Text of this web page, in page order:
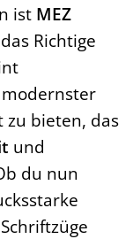
ist MEZ
Richtige
zu bieten, das
und
du nun